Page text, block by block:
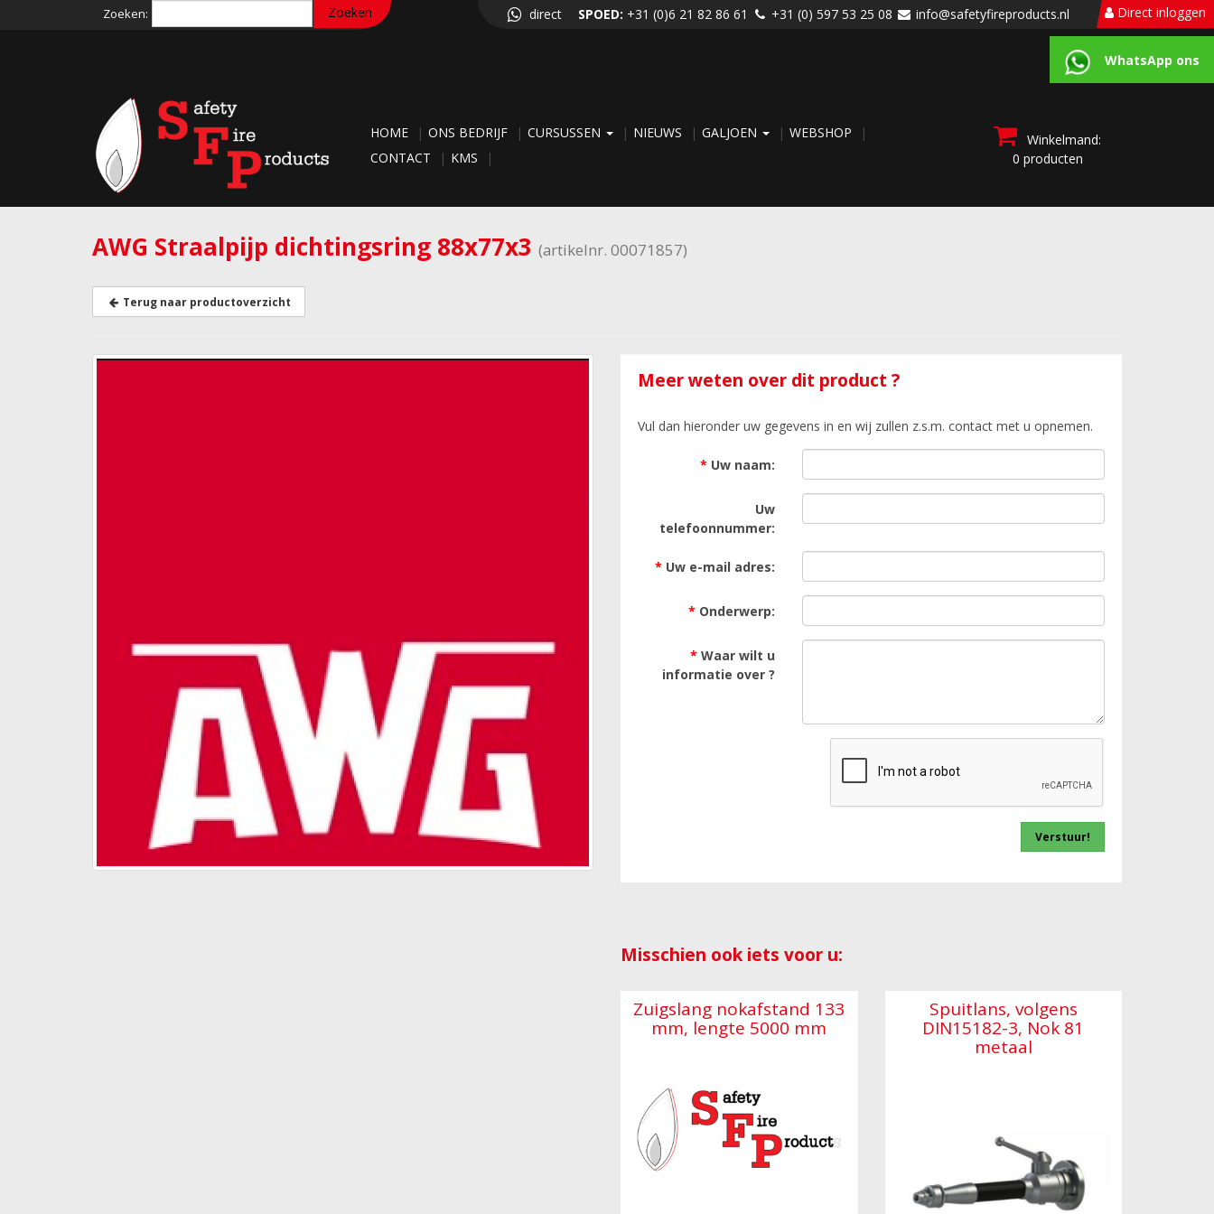
Zoeken: direct SPOED: +31 (0)6 21 82 86 61 +31 (0) 597 53 25 08 info@safetyfireproducts.nl Direct inloggen
WhatsApp ons
HOME ONS BEDRIJF CURSUSSEN NIEUWS GALJOEN
WEBSHOP
CONTACT
KMS
Winkelmand:
0 producten
AWG Straalpijp dichtingsring 88x77x3 (artikelnr. 00071857)
Terug naar productoverzicht
Meer weten over dit product ?
Vul dan hieronder uw gegevens in en wij zullen z.s.m. contact met u opnemen.
* Uw naam:
Uw
telefoonnummer:
* Uw e-mail adres:
* Onderwerp:
* Waar wilt u
informatie over ?
Misschien ook iets voor u:
Zuigslang nokafstand 133
mm, lengte 5000 mm
Spuitlans, volgens
DIN15182-3, Nok 81
metaal